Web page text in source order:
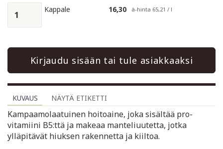
Kappale 16,30 à-hinta 65,21 / l
Kirjaudu sisään tai tule asiakkaaksi
KUVAUS NÄYTÄ ETIKETTI
Kampaamolaatuinen hoitoaine, joka sisältää pro-
vitamiini B5:ttä ja makeaa manteliuutetta, jotka
ylläpitävät hiuksen rakennetta ja kiiltoa.